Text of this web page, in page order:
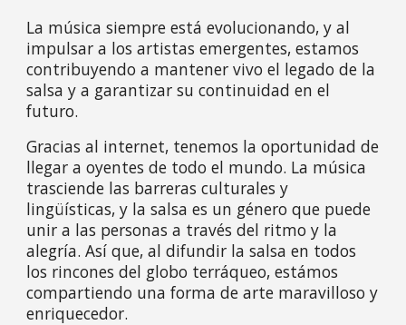
La música siempre está evolucionando, y al
impulsar a los artistas emergentes, estamos
contribuyendo a mantener vivo el legado de la
salsa y a garantizar su continuidad en el
futuro.
Gracias al internet, tenemos la oportunidad de
llegar a oyentes de todo el mundo. La música
trasciende las barreras culturales y
lingüísticas, y la salsa es un género que puede
unir a las personas a través del ritmo y la
alegría. Así que, al difundir la salsa en todos
los rincones del globo terráqueo, estámos
compartiendo una forma de arte maravilloso y
enriquecedor.